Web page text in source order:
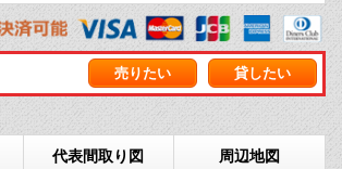
売りたい 貸したい
代表間取り図 周辺地図